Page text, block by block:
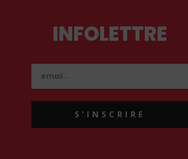
INFOLETTRE
S'INSCRIRE